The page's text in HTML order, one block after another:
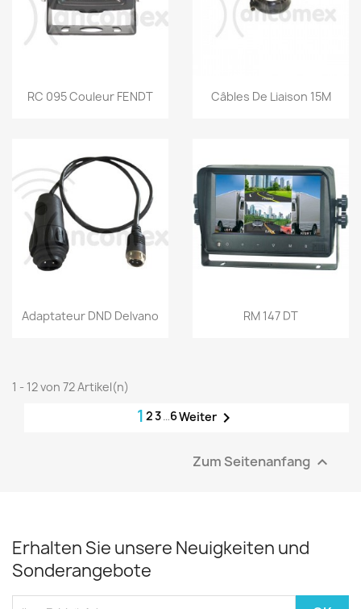
Vorschau
RC 095 Couleur FENDT  Vorschau
Câbles De Liaison 15M
Vorschau
Adaptateur DND Delvano Vorschau
RM 147 DT
1 - 12 von 72 Artikel(n)
1 23…6Weiter 
Zum Seitenanfang 
Erhalten Sie unsere Neuigkeiten und
Sonderangebote